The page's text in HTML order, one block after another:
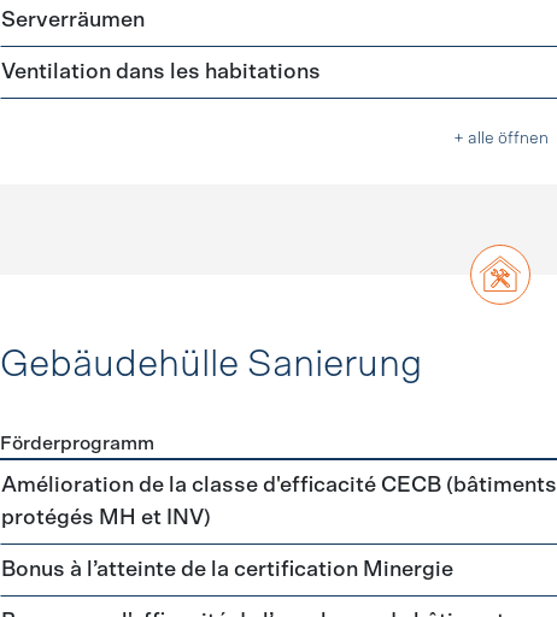
Serverräumen
Ventilation dans les habitations
+ alle öffnen
Gebäudehülle Sanierung
Förderprogramme Gebäudehülle Sanierung
Förderprogramm
Amélioration de la classe d'efficacité CECB (bâtiments
protégés MH et INV)
Bonus à l’atteinte de la certification Minergie